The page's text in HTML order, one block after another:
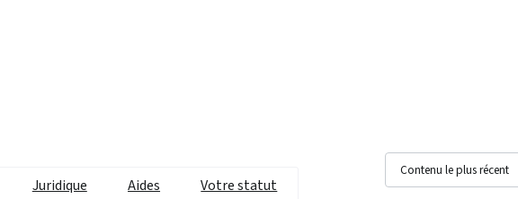
Juridique Aides Votre statut